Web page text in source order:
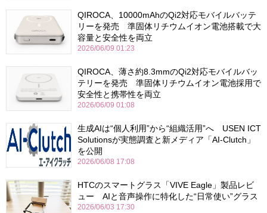
QIROCA、10000mAhのQi2対応モバイルバッテ
リーを発売 準固体リチウムイオン電池搭載で大
容量と安全性を両立
2026/06/09 01:23
QIROCA、薄さ約8.3mmのQi2対応モバイルバッ
テリーを発売 準固体リチウムイオン電池採用で
安全性と携帯性を両立
2026/06/09 01:08
生成AIは“個人利用”から“組織活用”へ USEN ICT
Solutionsが実態調査と新メディア「AI-Clutch」
を公開
2026/06/08 17:08
HTCのスマートグラス「VIVE Eagle」製品レビ
ュー AIと音声操作に特化した“日常使い”グラス
2026/06/03 17:30